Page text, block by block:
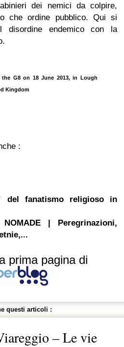
dei nemici da colpire,
che ordine pubblico. Qui si
disordine endemico con la
the G8 on 18 June 2013, in Lough
Kingdom
:
del fanatismo religioso in
NOMADE | Peregrinazioni,
prima pagina di
questi articoli :
– Le vie